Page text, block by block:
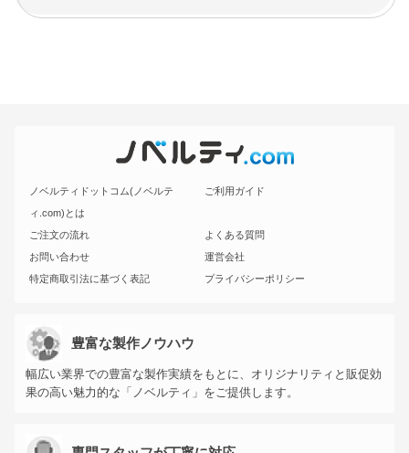
ノベルティドットコム(ノベルテ
ィ.com)とは
ご利用ガイド
ご注文の流れ
よくある質問
お問い合わせ
運営会社
特定商取引法に基づく表記
プライバシーポリシー
豊富な製作ノウハウ
幅広い業界での豊富な製作実績をもとに、オリジナリティと販促効
果の高い魅力的な「ノベルティ」をご提供します。